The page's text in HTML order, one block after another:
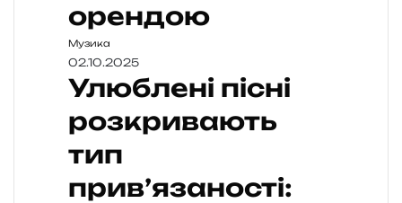
орендою
Музика
02.10.2025
Улюблені пісні
розкривають
тип
прив’язаності: